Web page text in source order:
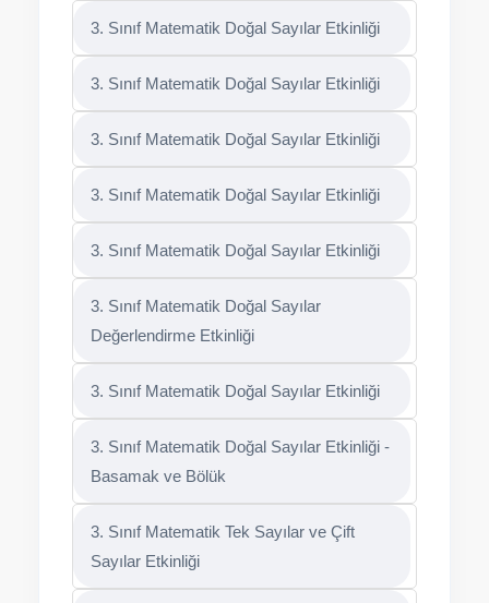
3. Sınıf Matematik Doğal Sayılar Etkinliği
3. Sınıf Matematik Doğal Sayılar Etkinliği
3. Sınıf Matematik Doğal Sayılar Etkinliği
3. Sınıf Matematik Doğal Sayılar Etkinliği
3. Sınıf Matematik Doğal Sayılar Etkinliği
3. Sınıf Matematik Doğal Sayılar
Değerlendirme Etkinliği
3. Sınıf Matematik Doğal Sayılar Etkinliği
3. Sınıf Matematik Doğal Sayılar Etkinliği -
Basamak ve Bölük
3. Sınıf Matematik Tek Sayılar ve Çift
Sayılar Etkinliği